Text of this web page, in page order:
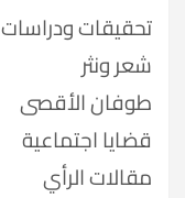
تحقيقات ودراسات
شعر ونثر
طوفان الأقصى
قضايا اجتماعية
مقالات الرأي